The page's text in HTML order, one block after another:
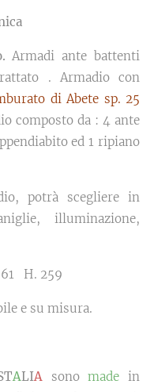
Armadi ante battenti
. Armadio con
di Abete sp. 25
composto da : 4 ante
ed 1 ripiano
potrà scegliere in
illuminazione,
61 H. 259
e su misura.
ALIA sonomade in